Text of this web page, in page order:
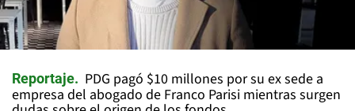
Reportaje
PDG pagó $10 millones por su ex sede a
empresa del abogado de Franco Parisi mientras surgen